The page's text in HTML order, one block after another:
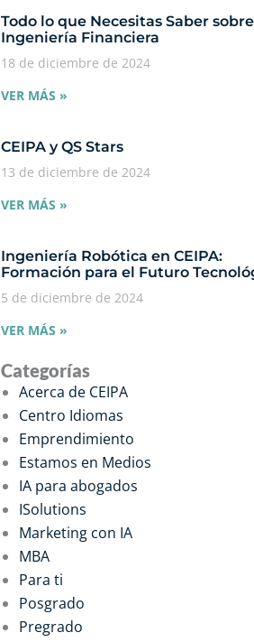
Todo lo que Necesitas Saber
Ingeniería Financiera
18 de diciembre de 2024
VER MÁS »
CEIPA y QS Stars
13 de diciembre de 2024
VER MÁS »
Ingeniería Robótica en CEIPA:
Formación para el Futuro
5 de diciembre de 2024
VER MÁS »
Categorías
Acerca de CEIPA
Centro Idiomas
Emprendimiento
Estamos en Medios
IA para abogados
ISolutions
Marketing con IA
MBA
Para ti
Posgrado
Pregrado